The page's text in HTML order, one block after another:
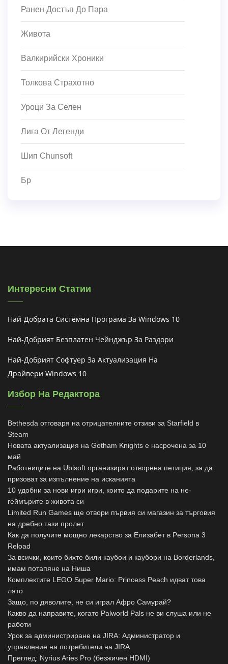
Ранен Достъп До Пара
Живота
Валкирийски Хроники
Толкова Страхотно
Уроци За Селен
Лига От Легенди
Шип Chunsoft
Бр
Интересни Статии
Най-Добрата Системна Програма За Windows 10
Най-Добрият Безплатен Чейнджър За Раздори
Най-Добрият Софтуер За Актуализация На
Драйвери Windows 10
Избор На Редактора
Bethesda отговаря на отрицателните отзиви за Starfield в
Steam
Новата актуализация на Gotham Knights е насрочена за 10
май
Работниците на Ubisoft организират отворена петиция, за да
призоват за изпълнение на исканията
10 удобни за нови игри игри, които да подарите на не-
геймърите в живота си
Limited Run Games ще отвори първия си магазин за търговия
на дребно тази пролет
Как да получите мощно лекарство за Елизабет в Persona 3
Reload
За всички, които бихте били каубои и каубори на Borderlands,
имам потапяне на Ниша
Комплектите LEGO Super Mario: Princess Peach идват това
лято
Защо, по дяволите, не си играл Афро Самурай?
Какво да направите, когато Palworld Pals не ви слуша или не
работи
Урок за администриране на JIRA: Администратор и
управление на потребители на JIRA
Преглед: Nyrius Aries Pro (безжичен HDMI)